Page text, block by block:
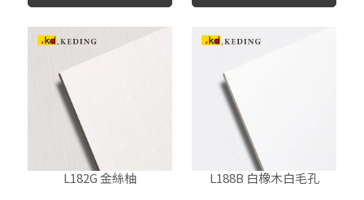
L182G 金絲柚
L188B 白橡木白毛孔